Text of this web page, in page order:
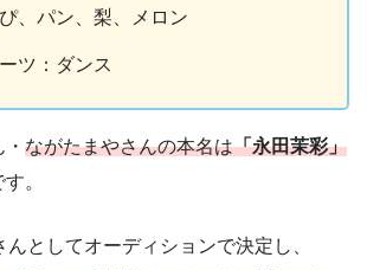
、パン、梨、メロン
ツ：ダンス
ながたまやさんの本名は「永田茉彩」
。
としてオーディションで決定し、